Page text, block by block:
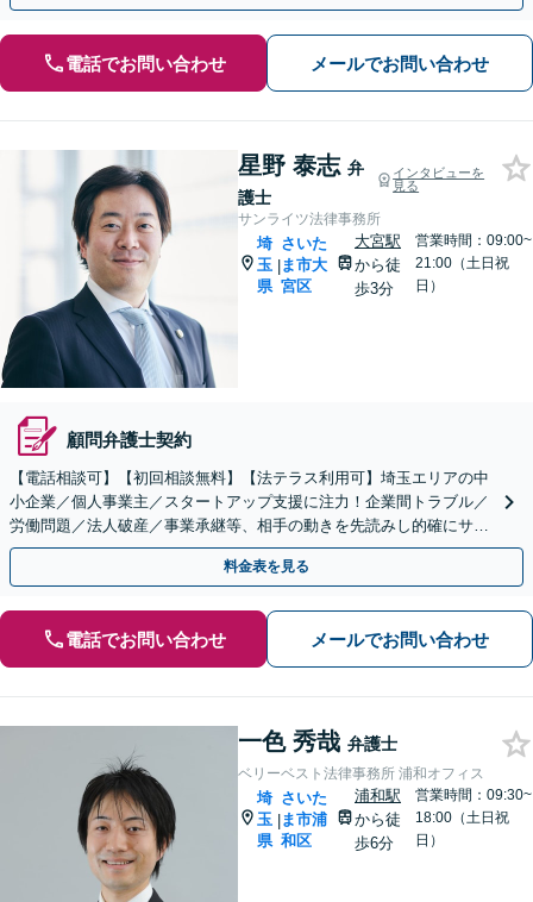
電話でお問い合わせ メールでお問い合わせ
星野 泰志 弁
護士
インタビューを
見る
サンライツ法律事務所
埼
玉
県
|
さいた
ま市大
宮区
大宮駅
から徒
歩3分
営業時間：09:00~
21:00（土日祝
日）
顧問弁護士契約
【電話相談可】【初回相談無料】【法テラス利用可】埼玉エリアの中
小企業／個人事業主／スタートアップ支援に注力！企業間トラブル／
労働問題／法人破産／事業承継等、相手の動きを先読みし的確にサポ
ート。顧問契約料は柔軟に調整【完全個室】【大宮駅3分】
料金表を見る
電話でお問い合わせ メールでお問い合わせ
一色 秀哉 弁護士
ベリーベスト法律事務所 浦和オフィス
埼
玉
県
|
さいた
ま市浦
和区
浦和駅
から徒
歩6分
営業時間：09:30~
18:00（土日祝
日）